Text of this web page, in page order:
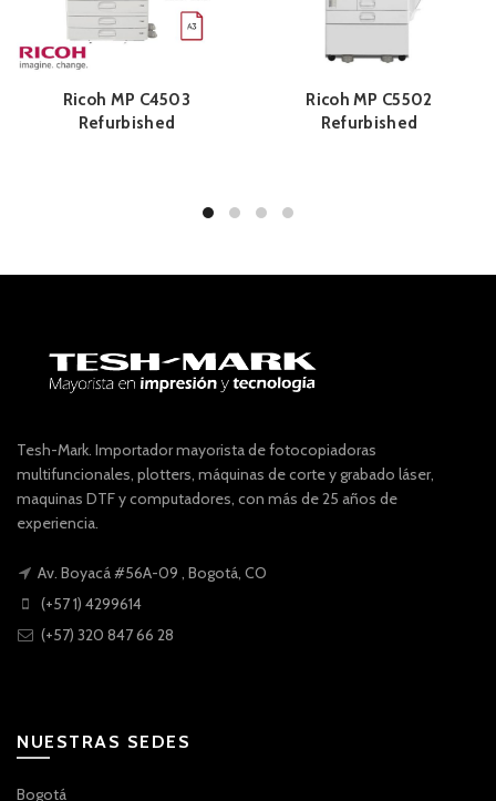
Ricoh MP C4503
Refurbished
Ricoh MP C5502
Refurbished
Tesh-Mark. Importador mayorista de fotocopiadoras
multifuncionales, plotters, máquinas de corte y grabado láser,
maquinas DTF y computadores, con más de 25 años de
experiencia.
Av. Boyacá #56A-09 , Bogotá, CO
(+57 1) 4299614
(+57) 320 847 66 28
NUESTRAS SEDES
Bogotá